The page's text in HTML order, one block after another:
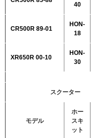
40
CR500R 89-01
HON-
18
XR650R 00-10
HON-
30
スクーター
モデル
ホー
スキ
ット